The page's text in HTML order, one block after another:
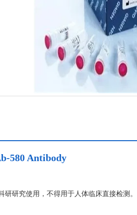
580 Antibody
研研究使用，不得用于人体临床直接检